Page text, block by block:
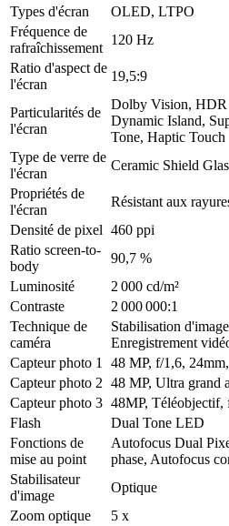
Types d'écran
OLED, LTPO
Fréquence de
rafraîchissement
120 Hz
Ratio d'aspect de
l'écran
19,5:9
Particularités de
l'écran
Dolby Vision, HDR
Dynamic Island,
Tone, Haptic Touch
Type de verre de
l'écran
Ceramic Shield
Propriétés de
l'écran
Résistant aux
Densité de pixel 460 ppi
Ratio screen-to-
body
90,7 %
Luminosité
2 000 cd/m²
Contraste
2 000 000:1
Technique de
caméra
Stabilisation
Enregistrement
Capteur photo 1
48 MP, f/1,6,
Capteur photo 2 48 MP, Ultra grand
Capteur photo 3 48MP, Téléobjectif,
Flash
Dual Tone LED
Fonctions de
mise au point
Autofocus Dual
phase, Autofocus
Stabilisateur
d'image
Optique
Zoom optique
5 x